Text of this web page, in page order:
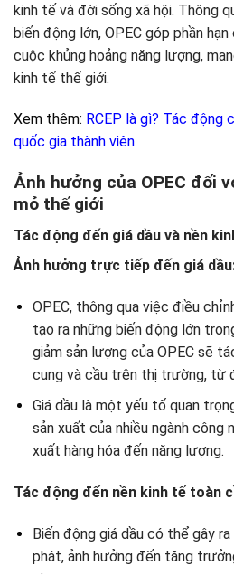
kinh tế và đời sống xã hội. Thông
biến động lớn, OPEC góp phần
cuộc khủng hoảng năng lượng,
kinh tế thế giới.
Xem thêm: RCEP là gì? Tác động
quốc gia thành viên
Ảnh hưởng của OPEC đối
mỏ thế giới
Tác động đến giá dầu và nền
Ảnh hưởng trực tiếp đến giá
OPEC, thông qua việc điều
tạo ra những biến động lớn
giảm sản lượng của OPEC sẽ
cung và cầu trên thị trường, từ
Giá dầu là một yếu tố quan
sản xuất của nhiều ngành công
xuất hàng hóa đến năng lượng.
Tác động đến nền kinh tế toàn
Biến động giá dầu có thể gây
phát, ảnh hưởng đến tăng